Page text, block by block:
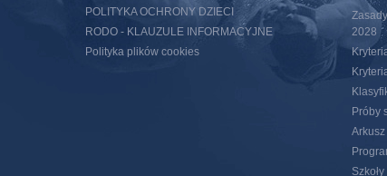
POLITYKA OCHRONY DZIECI
RODO - KLAUZULE INFORMACYJNE
Polityka plików cookies
2028
Próby